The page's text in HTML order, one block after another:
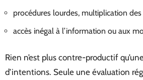
procédures lourdes, multiplication
accès inégal à l’information ou aux
Rien n’est plus contre-productif
d’intentions. Seule une évaluation